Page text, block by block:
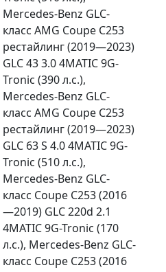
Mercedes-Benz GLC-
класс AMG Coupe C253
рестайлинг (2019—2023)
GLC 43 3.0 4MATIC 9G-
Tronic (390 л.с.),
Mercedes-Benz GLC-
класс AMG Coupe C253
рестайлинг (2019—2023)
GLC 63 S 4.0 4MATIC 9G-
Tronic (510 л.с.),
Mercedes-Benz GLC-
класс Coupe C253 (2016
—2019) GLC 220d 2.1
4MATIC 9G-Tronic (170
л.с.), Mercedes-Benz GLC-
класс Coupe C253 (2016